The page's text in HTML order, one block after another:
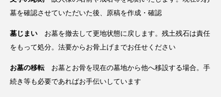
墓を確認させていただいた後、原稿を作成・確認
墓じまい お墓を撤去して更地状態に戻します。残土残石は責任
をもって処分。法要からお骨上げまでお任せください
お墓の移転お墓とお骨を現在の墓地から他へ移設する場合。手
続き等も必要であればお手伝いしています